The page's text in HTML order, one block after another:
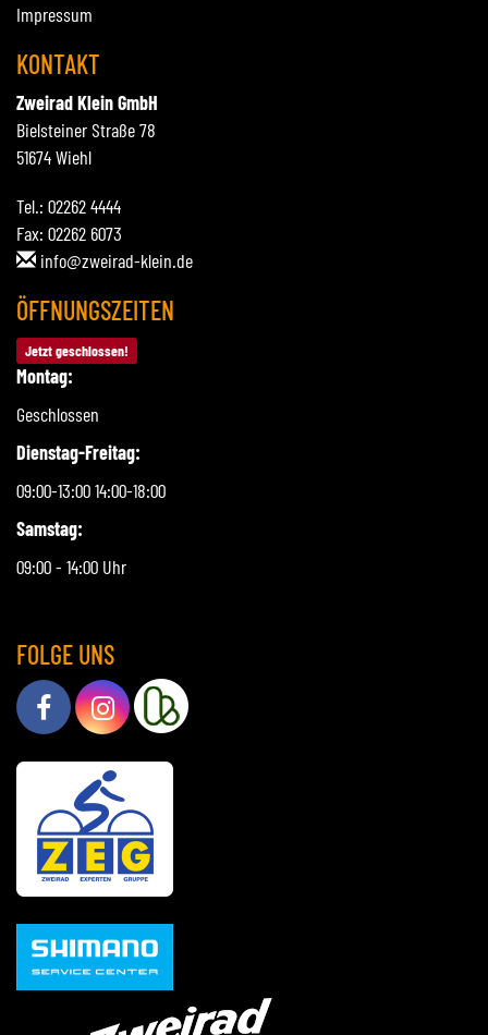
Impressum
KONTAKT
Zweirad Klein GmbH
Bielsteiner Straße 78
51674 Wiehl
Tel.: 02262 4444
Fax: 02262 6073
info@zweirad-klein.de
ÖFFNUNGSZEITEN
Jetzt geschlossen!
Montag:
Geschlossen
Dienstag-Freitag:
09:00-13:00 14:00-18:00
Samstag:
09:00 - 14:00 Uhr
FOLGE UNS